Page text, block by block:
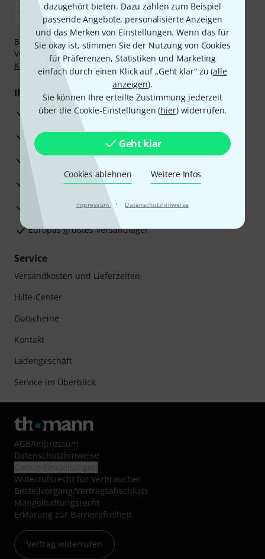
dazugehört bieten. Dazu zählen zum Beispiel
passende Angebote, personalisierte Anzeigen
und das Merken von Einstellungen. Wenn das für
Sie okay ist, stimmen Sie der Nutzung von Cookies
für Präferenzen, Statistiken und Marketing
einfach durch einen Klick auf „Geht klar“ zu (alle
anzeigen).
Sie können Ihre erteilte Zustimmung jederzeit
über die Cookie-Einstellungen (hier) widerrufen.
Geht klar
Cookies ablehnen Weitere Infos
Impressum · Datenschutzhinweise
Bezahlen Sie vertraulich und sicher per Nachnahme,
Vorkasse, PayPal, Amazon Pay, Klarna Sofort bezahlen
Klarna Ratenzahlungoder Kreditkarte.
Ihre Vorteile
3 Jahre Thomann Garantie
30 Tage Money-Back-Garantie
Reparaturservice
Beratung durch Fachexperten
Zufriedenheitsgarantie
Europas größtes Versandlager
Service
Versandkosten und Lieferzeiten
Hilfe-Center
Gutscheine
Kontakt
Ladengeschäft
Service im Überblick
AGB/Impressum
Datenschutzhinweise
Widerrufsrecht für Verbraucher
Bestellvorgang/Vertragsabschluss
Mängelhaftungsrecht
Erklärung zur Barrierefreiheit
Vertrag widerrufen